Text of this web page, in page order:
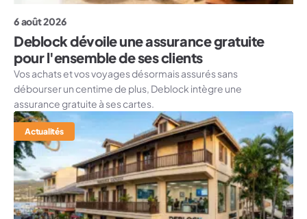
6 août 2026
Deblock dévoile une assurance gratuite
pour l'ensemble de ses clients
Vos achats et vos voyages désormais assurés sans
débourser un centime de plus, Deblock intègre une
assurance gratuite à ses cartes.
Actualités